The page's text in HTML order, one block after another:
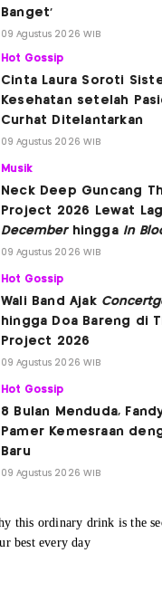
Banget'
09 Agustus 2026 WIB
Hot Gossip
Cinta Laura Soroti
Kesehatan setelah
Curhat Ditelantarkan
09 Agustus 2026 WIB
Musik
Neck Deep Guncang
Project 2026 Lewat
Decemberhingga In
09 Agustus 2026 WIB
Hot Gossip
Wali Band Ajak
hingga Doa Bareng di
Project 2026
09 Agustus 2026 WIB
Hot Gossip
8 Bulan Menduda,
Pamer Kemesraan
Baru
09 Agustus 2026 WIB